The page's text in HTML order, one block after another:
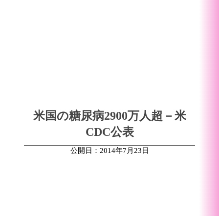
米国の糖尿病2900万人超－米
CDC公表
公開日：2014年7月23日